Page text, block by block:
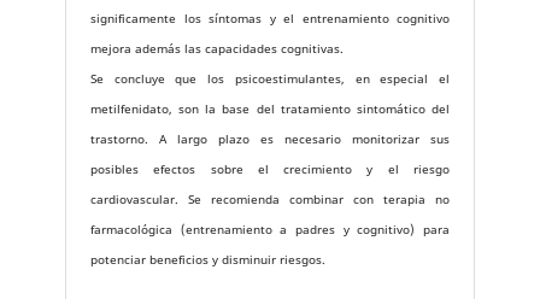
significamente los síntomas y el entrenamiento cognitivo
mejora además las capacidades cognitivas.
Se concluye que los psicoestimulantes, en especial el
metilfenidato, son la base del tratamiento sintomático del
trastorno. A largo plazo es necesario monitorizar sus
posibles efectos sobre el crecimiento y el riesgo
cardiovascular. Se recomienda combinar con terapia no
farmacológica (entrenamiento a padres y cognitivo) para
potenciar beneficios y disminuir riesgos.